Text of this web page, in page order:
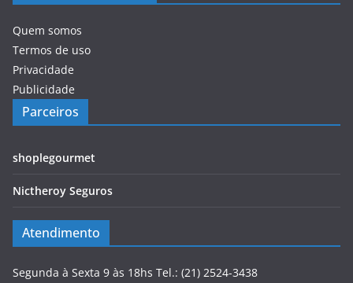
Quem somos
Termos de uso
Privacidade
Publicidade
Parceiros
shoplegourmet
Nictheroy Seguros
Atendimento
Segunda à Sexta 9 às 18hs Tel.: (21) 2524-3438